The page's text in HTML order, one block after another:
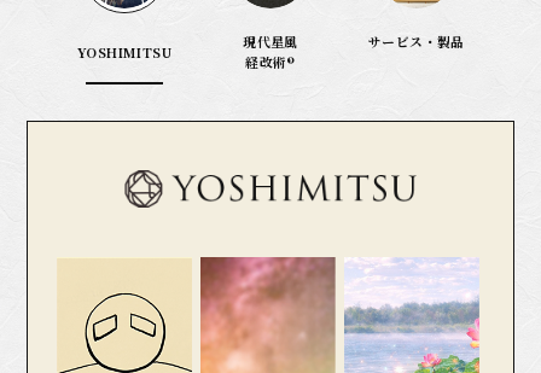
YOSHIMITSU
現代星風
経改術®︎
サービス・製品